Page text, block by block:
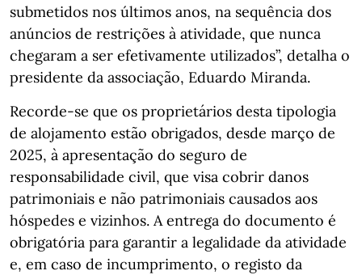
submetidos nos últimos anos, na sequência dos
anúncios de restrições à atividade, que nunca
chegaram a ser efetivamente utilizados”, detalha o
presidente da associação, Eduardo Miranda.
Recorde-se que os proprietários desta tipologia
de alojamento estão obrigados, desde março de
2025, à apresentação do seguro de
responsabilidade civil, que visa cobrir danos
patrimoniais e não patrimoniais causados aos
hóspedes e vizinhos. A entrega do documento é
obrigatória para garantir a legalidade da atividade
e, em caso de incumprimento, o registo da